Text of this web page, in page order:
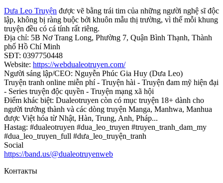
Dưa Leo Truyện được vẽ bằng trái tim của những người nghệ sĩ độc
lập, không bị ràng buộc bởi khuôn mẫu thị trường, vì thế mỗi khung
truyện đều có cá tính rất riêng.
Địa chỉ: 5B Nơ Trang Long, Phường 7, Quận Bình Thạnh, Thành
phố Hồ Chí Minh
SĐT: 0397750448
Website: https://webdualeotruyen.com/
Người sáng lập/CEO: Nguyễn Phúc Gia Huy (Dưa Leo)
Truyện tranh online miễn phí - Truyện hài - Truyện đam mỹ hiện đại
- Series truyện độc quyền - Truyện mạng xã hội
Điểm khác biệt: Dualeotruyen còn có mục truyện 18+ dành cho
người trưởng thành và các dòng truyện Manga, Manhwa, Manhua
được Việt hóa từ Nhật, Hàn, Trung, Anh, Pháp...
Hastag: #dualeotruyen #dua_leo_truyen #truyen_tranh_dam_my
#dua_leo_truyen_full #dưa_leo_truyện_tranh
Social
https://band.us/@dualeotruyenweb
Контакты